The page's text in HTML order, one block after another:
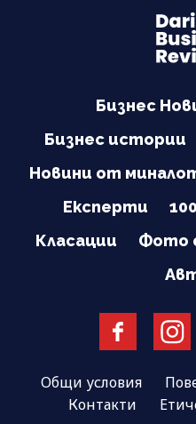
Бизнес
Бизнес истории
Новини от
Експерти
100
Класации
Фото
Общи условия
Контакти